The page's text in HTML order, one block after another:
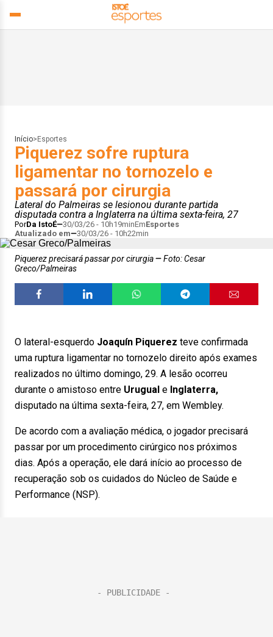
Início> Esportes
Piquerez sofre ruptura
ligamentar no tornozelo e
passará por cirurgia
Lateral do Palmeiras se lesionou durante partida
disputada contra a Inglaterra na última sexta-feira, 27
PorDa IstoÉ 30/03/26 - 10h19minEmEsportes
Atualizado em
30/03/26 - 10h22min
Piquerez precisará passar por cirurgia
Foto: Cesar
Greco/Palmeiras
O lateral-esquerdo Joaquín Piquerez teve confirmada
uma ruptura ligamentar no tornozelo direito após exames
realizados no último domingo, 29. A lesão ocorreu
durante o amistoso entre Urugual e Inglaterra,
disputado na última sexta-feira, 27, em Wembley.
De acordo com a avaliação médica, o jogador precisará
passar por um procedimento cirúrgico nos próximos
dias. Após a operação, ele dará início ao processo de
recuperação sob os cuidados do Núcleo de Saúde e
Performance (NSP).